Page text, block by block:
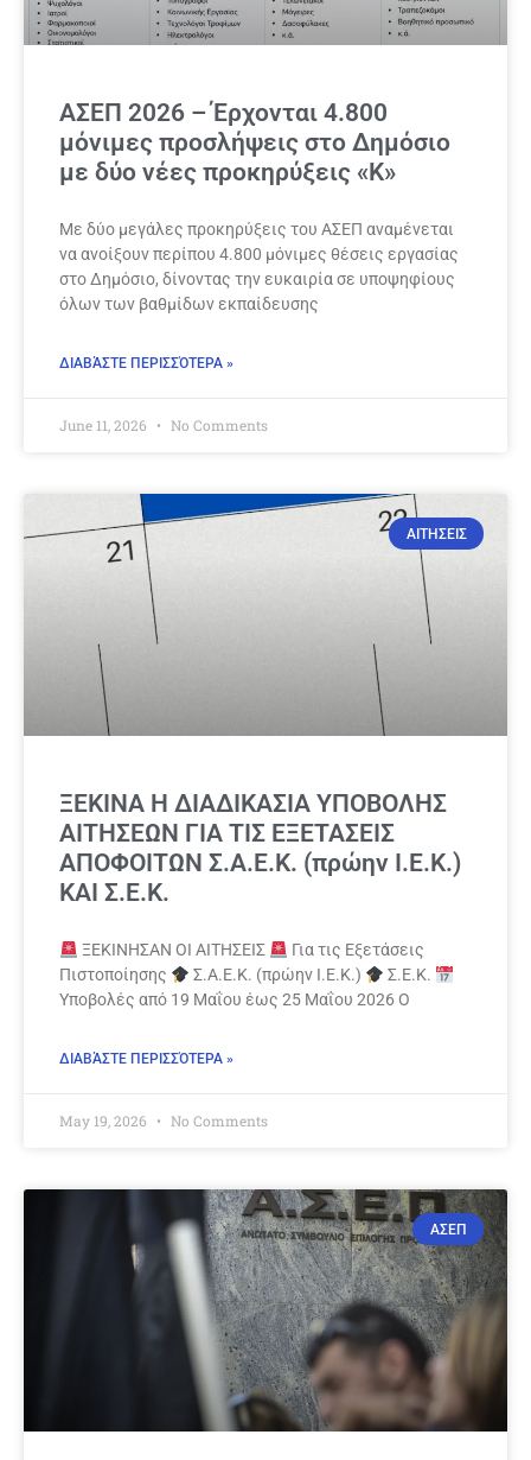
ΑΣΕΠ 2026 – Έρχονται 4.800
μόνιμες προσλήψεις στο Δημόσιο
με δύο νέες προκηρύξεις «Κ»
Με δύο μεγάλες προκηρύξεις του ΑΣΕΠ αναμένεται
να ανοίξουν περίπου 4.800 μόνιμες θέσεις εργασίας
στο Δημόσιο, δίνοντας την ευκαιρία σε υποψηφίους
όλων των βαθμίδων εκπαίδευσης
ΔΙΑΒΆΣΤΕ ΠΕΡΙΣΣΌΤΕΡΑ »
June 11, 2026 No Comments
ΑΙΤΗΣΕΙΣ
ΞΕΚΙΝΑ Η ΔΙΑΔΙΚΑΣΙΑ ΥΠΟΒΟΛΗΣ
ΑΙΤΗΣΕΩΝ ΓΙΑ ΤΙΣ ΕΞΕΤΑΣΕΙΣ
ΑΠΟΦΟΙΤΩΝ Σ.Α.Ε.Κ. (πρώην Ι.Ε.Κ.)
ΚΑΙ Σ.Ε.Κ.
ΞΕΚΙΝΗΣΑΝ ΟΙ ΑΙΤΗΣΕΙΣ
Για τις Εξετάσεις
Πιστοποίησης
Σ.Α.Ε.Κ. (πρώην Ι.Ε.Κ.)
Σ.Ε.Κ.
Υποβολές από 19 Μαΐου έως 25 Μαΐου 2026 Ο
ΔΙΑΒΆΣΤΕ ΠΕΡΙΣΣΌΤΕΡΑ »
May 19, 2026 No Comments
ΑΣΕΠ